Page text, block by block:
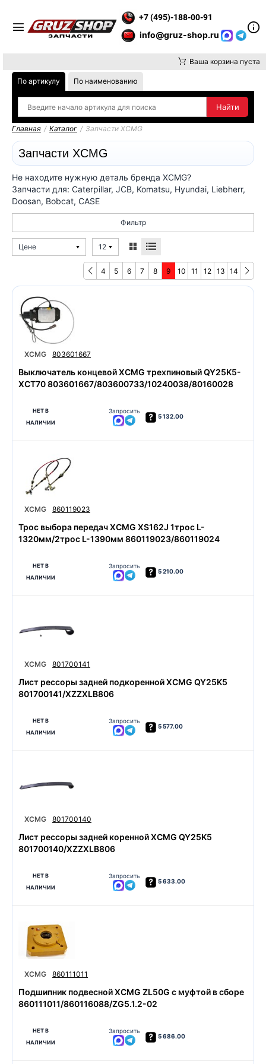
+7 (495)-188-00-91
info@gruz-shop.ru
Ваша корзина пуста
По артикулу По наименованию
Главная / Каталог / Запчасти XCMG
Запчасти XCMG
Не находите нужную деталь бренда XCMG?
Запчасти для: Caterpillar, JCB, Komatsu, Hyundai, Liebherr,
Doosan, Bobcat, CASE
Фильтр
Цене 12
4 5 6 7 8 9 10 11 12 13 14
XCMG 803601667
Выключатель концевой XCMG трехпиновый QY25K5-
XCT70 803601667/803600733/10240038/80160028
НЕТ В
НАЛИЧИИ
Запросить
5 132.00
XCMG 860119023
Трос выбора передач XCMG XS162J 1трос L-
1320мм/2трос L-1390мм 860119023/860119024
НЕТ В
НАЛИЧИИ
Запросить
5 210.00
XCMG 801700141
Лист рессоры задней подкоренной XCMG QY25K5
801700141/XZZXLB806
НЕТ В
НАЛИЧИИ
Запросить
5 577.00
XCMG 801700140
Лист рессоры задней коренной XCMG QY25K5
801700140/XZZXLB806
НЕТ В
НАЛИЧИИ
Запросить
5 633.00
XCMG 860111011
Подшипник подвесной XCMG ZL50G с муфтой в сборе
860111011/860116088/ZG5.1.2-02
НЕТ В
НАЛИЧИИ
Запросить
5 686.00